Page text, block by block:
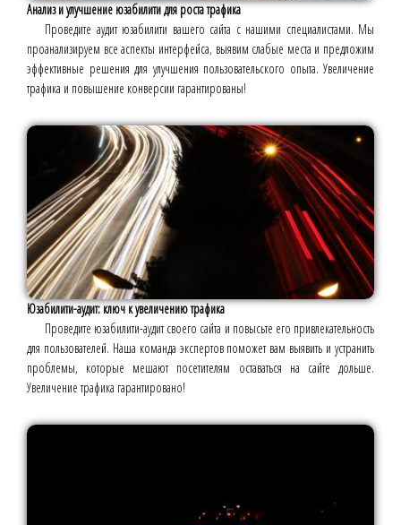
Анализ и улучшение юзабилити для роста трафика
Проведите аудит юзабилити вашего сайта с нашими специалистами. Мы
проанализируем все аспекты интерфейса, выявим слабые места и предложим
эффективные решения для улучшения пользовательского опыта. Увеличение
трафика и повышение конверсии гарантированы!
Юзабилити-аудит: ключ к увеличению трафика
Проведите юзабилити-аудит своего сайта и повысьте его привлекательность
для пользователей. Наша команда экспертов поможет вам выявить и устранить
проблемы, которые мешают посетителям оставаться на сайте дольше.
Увеличение трафика гарантировано!